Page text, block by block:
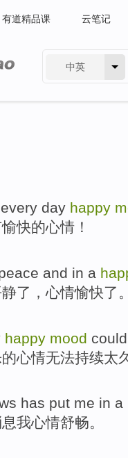
有道精品课 云笔记
中英
every day happy
愉快的心情 ！
and in a
了，心情愉快了
happy mood
的心情无法持续太
has put me in a
我心情舒畅。